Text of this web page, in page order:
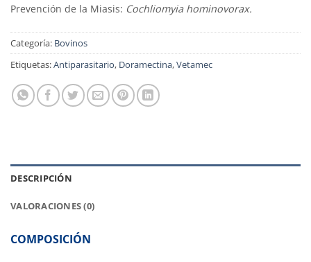
Prevención de la Miasis: Cochliomyia hominovorax.
Categoría: Bovinos
Etiquetas:Antiparasitario, Doramectina,Vetamec
DESCRIPCIÓN
VALORACIONES (0)
COMPOSICIÓN